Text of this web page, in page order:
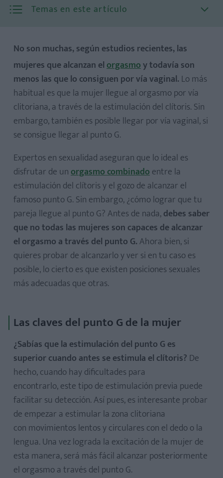
Temas en este artículo
1. Por detrás
2. La profunda
3. La silla
4. La dominante
5. De lado
6. La amazona
7. El ventilador
8. La flor de loto
9. Dulzura oriental
10. El sacacorchos
No son muchas, según estudios recientes, las
mujeres que alcanzan elorgasmoy todavía son
menos las que lo consiguen por vía vaginal. Lo más
habitual es que la mujer llegue al orgasmo por vía
clitoriana, a través de la estimulación del clítoris. Sin
embargo, también es posible llegar por vía vaginal, si
se consigue llegar al punto G.
Expertos en sexualidad aseguran que lo ideal es
disfrutar de unorgasmo combinadoentre la
estimulación del clítoris y el gozo de alcanzar el
famoso punto G. Sin embargo, ¿cómo lograr que tu
pareja llegue al punto G? Antes de nada,debes saber
que no todas las mujeres son capaces de alcanzar
el orgasmo a través del punto G.Ahora bien, si
quieres probar de alcanzarlo y ver si en tu caso es
posible, lo cierto es que existen posiciones sexuales
más adecuadas que otras.
Las claves del punto G de la mujer
¿Sabías que la estimulación del punto G es
superior cuando antes se estimula el clítoris? De
hecho, cuando hay dificultades para
encontrarlo, este tipo de estimulación previa puede
facilitar su detección. Así pues, es interesante probar
de empezar a estimular la zona clitoriana
con movimientos lentos y circulares con el dedo o la
lengua. Una vez lograda la excitación de la mujer de
esta manera, será más fácil alcanzar posteriormente
el orgasmo a través del punto G.